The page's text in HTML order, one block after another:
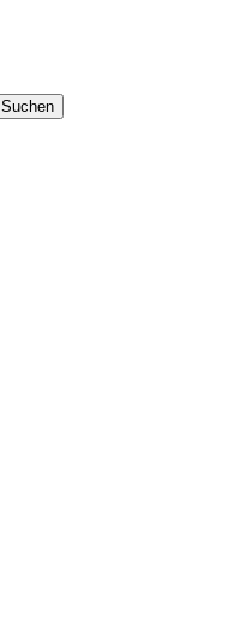
Suchen